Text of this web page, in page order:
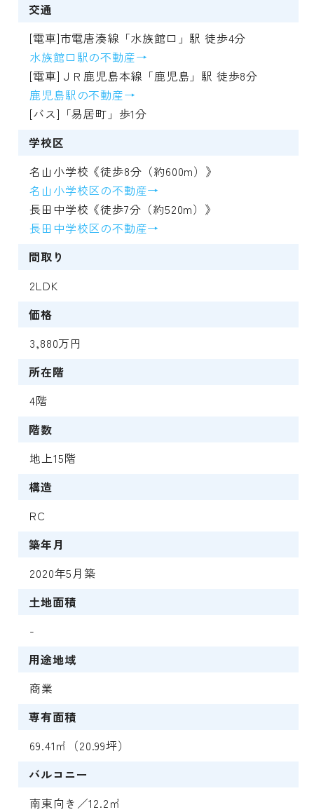
交通
[電車]市電唐湊線「水族館口」駅 徒歩4分
水族館口駅の不動産→
[電車]ＪＲ鹿児島本線「鹿児島」駅 徒歩8分
鹿児島駅の不動産→
[バス]「易居町」歩1分
学校区
名山小学校《徒歩8分（約600m）》
名山小学校区の不動産→
長田中学校《徒歩7分（約520m）》
長田中学校区の不動産→
間取り
2LDK
価格
3,880万円
所在階
4階
階数
地上15階
構造
RC
築年月
2020年5月築
土地面積
-
用途地域
商業
専有面積
69.41㎡（20.99坪）
バルコニー
南東向き／12.2㎡